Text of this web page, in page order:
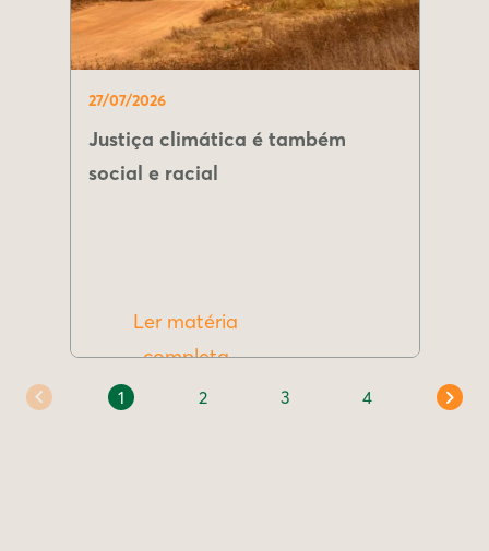
27/07/2026
Justiça climática é também
social e racial
Ler matéria
completa
1 2 3 4